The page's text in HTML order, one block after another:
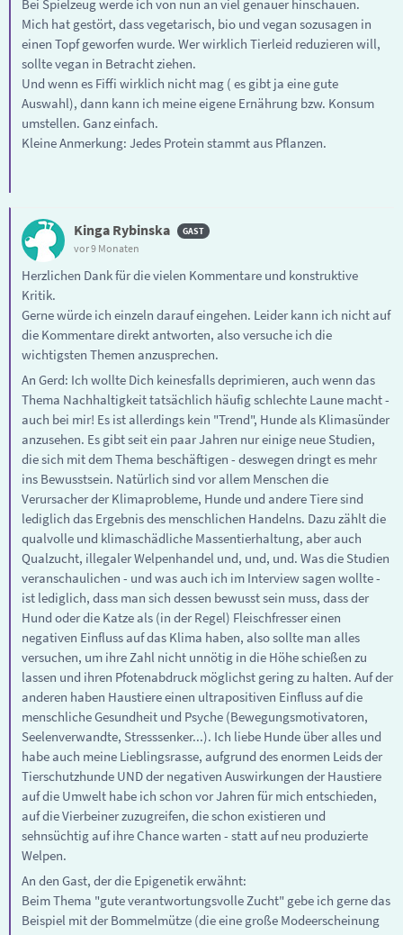
Bei Spielzeug werde ich von nun an viel genauer hinschauen.
Mich hat gestört, dass vegetarisch, bio und vegan sozusagen in
einen Topf geworfen wurde. Wer wirklich Tierleid reduzieren will,
sollte vegan in Betracht ziehen.
Und wenn es Fiffi wirklich nicht mag ( es gibt ja eine gute
Auswahl), dann kann ich meine eigene Ernährung bzw. Konsum
umstellen. Ganz einfach.
Kleine Anmerkung: Jedes Protein stammt aus Pflanzen.
Kinga Rybinska
vor 9 Monaten
Herzlichen Dank für die vielen Kommentare und konstruktive
Kritik.
Gerne würde ich einzeln darauf eingehen. Leider kann ich nicht auf
die Kommentare direkt antworten, also versuche ich die
wichtigsten Themen anzusprechen.
An Gerd: Ich wollte Dich keinesfalls deprimieren, auch wenn das
Thema Nachhaltigkeit tatsächlich häufig schlechte Laune macht -
auch bei mir! Es ist allerdings kein "Trend", Hunde als Klimasünder
anzusehen. Es gibt seit ein paar Jahren nur einige neue Studien,
die sich mit dem Thema beschäftigen - deswegen dringt es mehr
ins Bewusstsein. Natürlich sind vor allem Menschen die
Verursacher der Klimaprobleme, Hunde und andere Tiere sind
lediglich das Ergebnis des menschlichen Handelns. Dazu zählt die
qualvolle und klimaschädliche Massentierhaltung, aber auch
Qualzucht, illegaler Welpenhandel und, und, und. Was die Studien
veranschaulichen - und was auch ich im Interview sagen wollte -
ist lediglich, dass man sich dessen bewusst sein muss, dass der
Hund oder die Katze als (in der Regel) Fleischfresser einen
negativen Einfluss auf das Klima haben, also sollte man alles
versuchen, um ihre Zahl nicht unnötig in die Höhe schießen zu
lassen und ihren Pfotenabdruck möglichst gering zu halten. Auf der
anderen haben Haustiere einen ultrapositiven Einfluss auf die
menschliche Gesundheit und Psyche (Bewegungsmotivatoren,
Seelenverwandte, Stresssenker...). Ich liebe Hunde über alles und
habe auch meine Lieblingsrasse, aufgrund des enormen Leids der
Tierschutzhunde UND der negativen Auswirkungen der Haustiere
auf die Umwelt habe ich schon vor Jahren für mich entschieden,
auf die Vierbeiner zuzugreifen, die schon existieren und
sehnsüchtig auf ihre Chance warten - statt auf neu produzierte
Welpen.
An den Gast, der die Epigenetik erwähnt:
Beim Thema "gute verantwortungsvolle Zucht" gebe ich gerne das
Beispiel mit der Bommelmütze (die eine große Modeerscheinung